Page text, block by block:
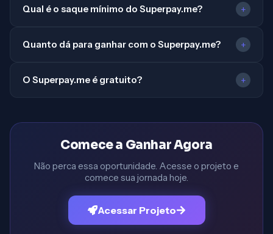
Qual é o saque mínimo do Superpay.me? +
Quanto dá para ganhar com o Superpay.me? +
O Superpay.me é gratuito? +
Comece a Ganhar Agora
Não perca essa oportunidade. Acesse o projeto e
comece sua jornada hoje.
Acessar Projeto